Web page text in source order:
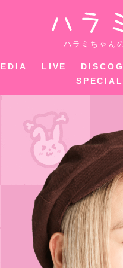
ハラミちゃん
LIVE
SPECIAL